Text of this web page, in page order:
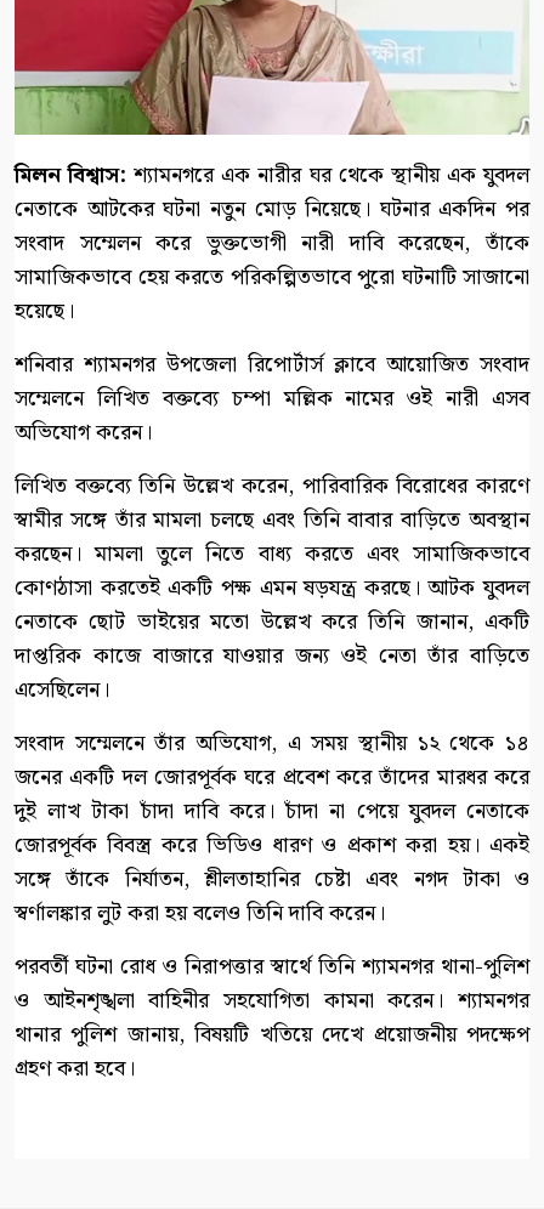
মিলন বিশ্বাস: শ্যামনগরে এক নারীর ঘর থেকে স্থানীয় এক যুবদল
নেতাকে আটকের ঘটনা নতুন মোড় নিয়েছে। ঘটনার একদিন পর
সংবাদ সম্মেলন করে ভুক্তভোগী নারী দাবি করেছেন, তাঁকে
সামাজিকভাবে হেয় করতে পরিকল্পিতভাবে পুরো ঘটনাটি সাজানো
হয়েছে।
শনিবার শ্যামনগর উপজেলা রিপোর্টার্স ক্লাবে আয়োজিত সংবাদ
সম্মেলনে লিখিত বক্তব্যে চম্পা মল্লিক নামের ওই নারী এসব
অভিযোগ করেন।
লিখিত বক্তব্যে তিনি উল্লেখ করেন, পারিবারিক বিরোধের কারণে
স্বামীর সঙ্গে তাঁর মামলা চলছে এবং তিনি বাবার বাড়িতে অবস্থান
করছেন। মামলা তুলে নিতে বাধ্য করতে এবং সামাজিকভাবে
কোণঠাসা করতেই একটি পক্ষ এমন ষড়যন্ত্র করছে। আটক যুবদল
নেতাকে ছোট ভাইয়ের মতো উল্লেখ করে তিনি জানান, একটি
দাপ্তরিক কাজে বাজারে যাওয়ার জন্য ওই নেতা তাঁর বাড়িতে
এসেছিলেন।
সংবাদ সম্মেলনে তাঁর অভিযোগ, এ সময় স্থানীয় ১২ থেকে ১৪
জনের একটি দল জোরপূর্বক ঘরে প্রবেশ করে তাঁদের মারধর করে
দুই লাখ টাকা চাঁদা দাবি করে। চাঁদা না পেয়ে যুবদল নেতাকে
জোরপূর্বক বিবস্ত্র করে ভিডিও ধারণ ও প্রকাশ করা হয়। একই
সঙ্গে তাঁকে নির্যাতন, শ্লীলতাহানির চেষ্টা এবং নগদ টাকা ও
স্বর্ণালঙ্কার লুট করা হয় বলেও তিনি দাবি করেন।
পরবর্তী ঘটনা রোধ ও নিরাপত্তার স্বার্থে তিনি শ্যামনগর থানা-পুলিশ
ও আইনশৃঙ্খলা বাহিনীর সহযোগিতা কামনা করেন। শ্যামনগর
থানার পুলিশ জানায়, বিষয়টি খতিয়ে দেখে প্রয়োজনীয় পদক্ষেপ
গ্রহণ করা হবে।